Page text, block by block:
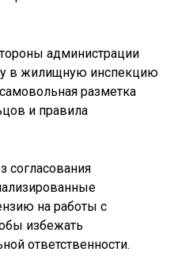
администрации
в жилищную инспекцию
разметка
и правила
согласования
на работы с
избежать
ответственности.